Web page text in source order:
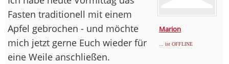
Marion
... ist OFFLINE
Fasten traditionell mit einem
Apfel gebrochen - und möchte
mich jetzt gerne Euch wieder für
eine Weile anschließen.